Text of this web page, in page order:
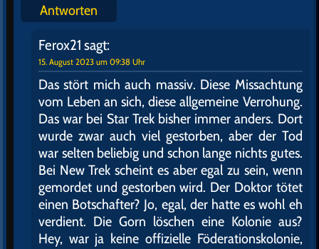
Antworten
Ferox21 sagt:
15. August 2023 um 09:38 Uhr
Das stört mich auch massiv. Diese Missachtung
vom Leben an sich, diese allgemeine Verrohung.
Das war bei Star Trek bisher immer anders. Dort
wurde zwar auch viel gestorben, aber der Tod
war selten beliebig und schon lange nichts gutes.
Bei New Trek scheint es aber egal zu sein, wenn
gemordet und gestorben wird. Der Doktor tötet
einen Botschafter? Jo, egal, der hatte es wohl eh
verdient. Die Gorn löschen eine Kolonie aus?
Hey, war ja keine offizielle Föderationskolonie,